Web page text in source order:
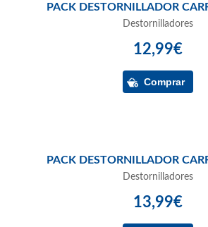
PACK DESTORNILLADOR
Destornilladores
12,99€
PACK DESTORNILLADOR
Destornilladores
13,99€